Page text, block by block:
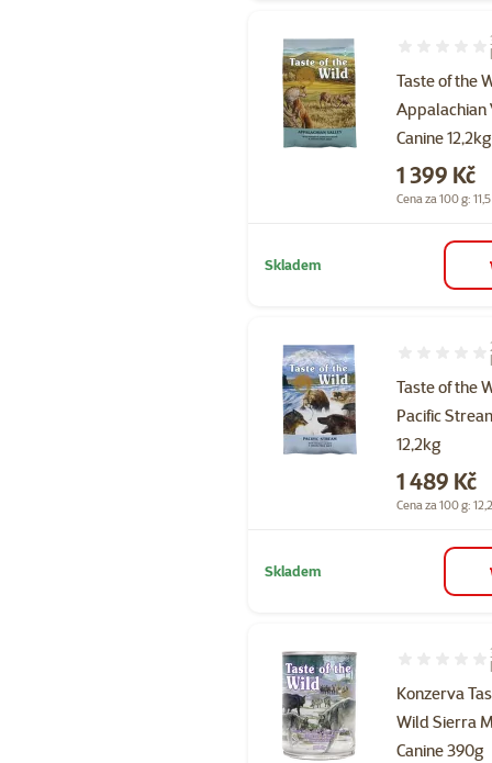
Taste of the
Appalachian
Canine 12,2kg
Hodnocení
Cena
1 399 Kč
Cena za 100 g:
Skladem
Taste of the
Pacific
12,2kg
Hodnocení
Cena
1 489 Kč
Cena za 100 g:
Skladem
Konzerva
Wild Sierra
Canine 390g
Hodnocení